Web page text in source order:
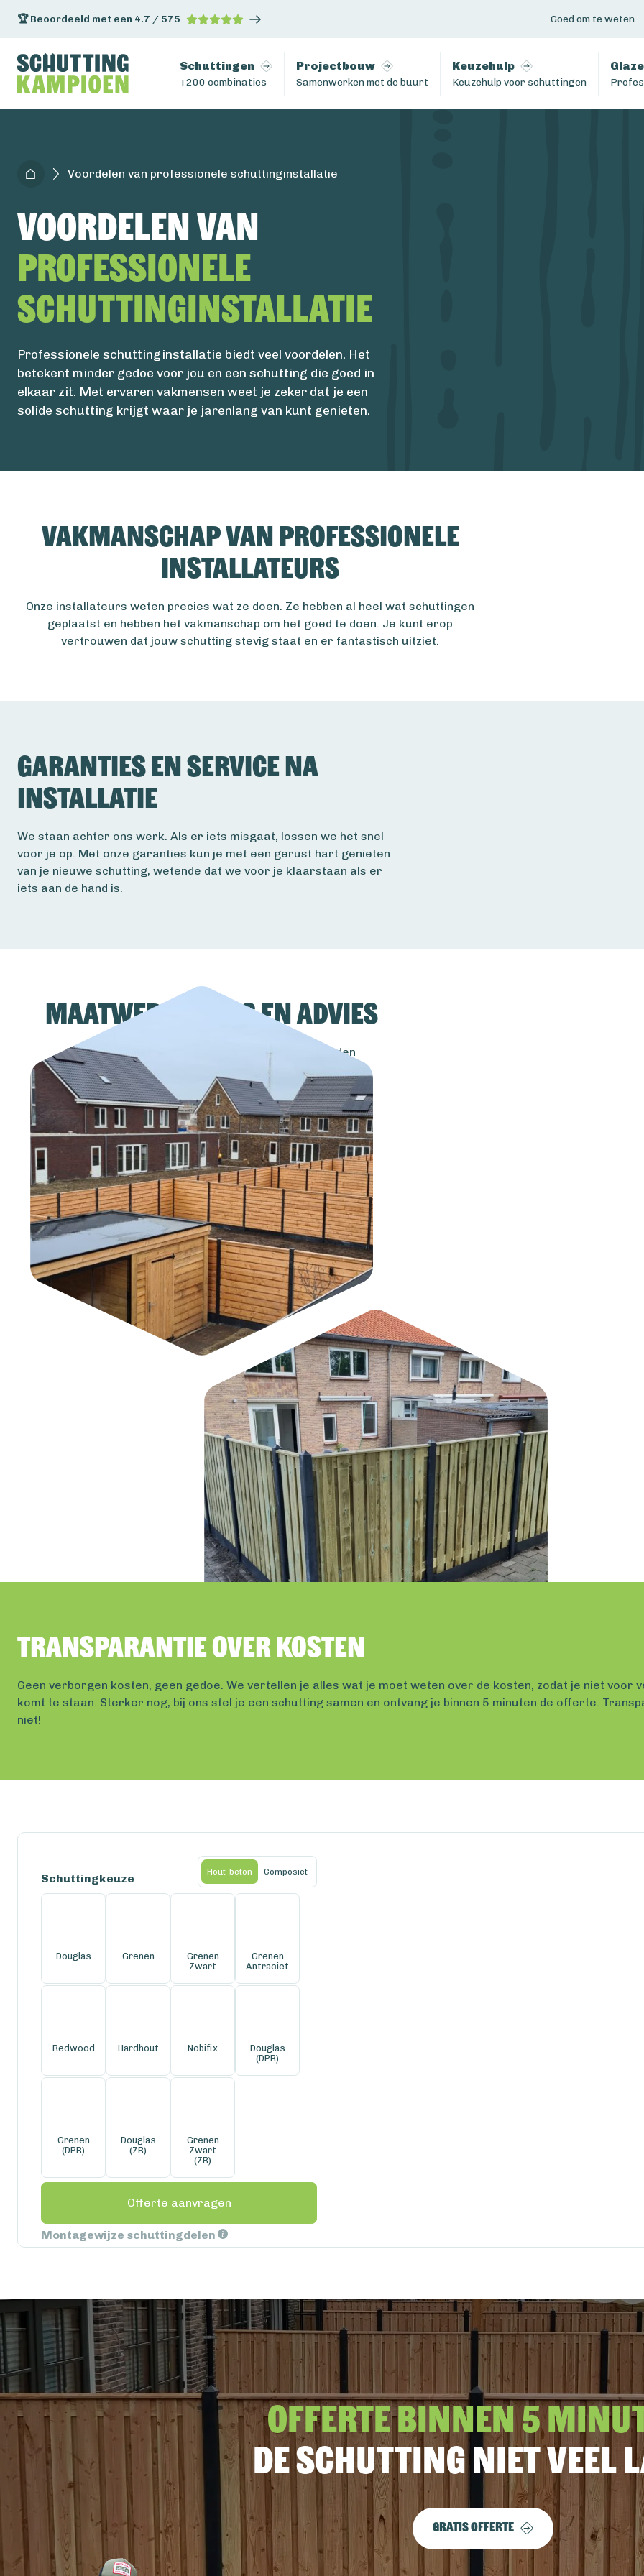
🏆 Beoordeeld met een 4.7 / 575 Goed om te weten
Schuttingen
+200 combinaties
Projectbouw
Samenwerken met de buurt
Keuzehulp
Keuzehulp voor schuttingen
Voordelen van professionele schuttinginstallatie
Voordelen van
professionele
schuttinginstallatie
Professionele schuttinginstallatie biedt veel voordelen. Het
betekent minder gedoe voor jou en een schutting die goed in
elkaar zit. Met ervaren vakmensen weet je zeker dat je een
solide schutting krijgt waar je jarenlang van kunt genieten.
Vakmanschap van professionele
installateurs
Onze installateurs weten precies wat ze doen. Ze hebben al heel wat schuttingen
geplaatst en hebben het vakmanschap om het goed te doen. Je kunt erop
vertrouwen dat jouw schutting stevig staat en er fantastisch uitziet.
Garanties en service na
installatie
We staan achter ons werk. Als er iets misgaat, lossen we het snel
voor je op. Met onze garanties kun je met een gerust hart genieten
van je nieuwe schutting, wetende dat we voor je klaarstaan als er
iets aan de hand is.
Maatwerkopties en advies
Wil je iets speciaals voor jouw schutting? We bieden
maatwerkopties en kunnen je adviseren over de beste
keuzes voor jouw situatie. Jouw wensen staan voorop en
we doen er alles aan om ze te vervullen.
Transparantie over kosten
Geen verborgen kosten, geen gedoe. We vertellen je alles wat je moet weten over de kosten, zodat je niet voor
komt te staan. Sterker nog, bij ons stel je een schutting samen en ontvang je binnen 5 minuten de offerte.
niet!
Schuttingkeuze Hout-beton Composiet
Douglas Grenen
Grenen
Zwart
Grenen
Antraciet
Redwood Hardhout Nobifix
Douglas
(DPR)
Grenen
(DPR)
Douglas
(ZR)
Grenen
Zwart
(ZR)
DPR: Dubbele plaat rotsmotief
ZR: Zweeds rabat
Montagewijze schuttingdelen
Offerte aanvragen
Offerte binnen 5
De schutting niet veel
Gratis offerte